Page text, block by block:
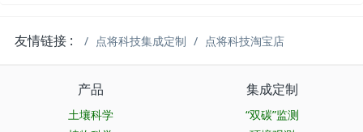
友情链接 : 点将科技集成定制 点将科技淘宝店
产品
土壤科学
集成定制
“双碳”监测